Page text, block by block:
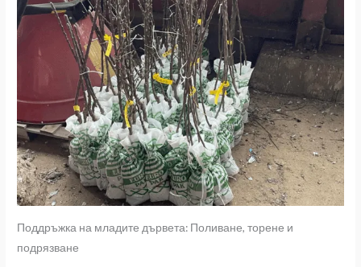
Поддръжка на младите дървета: Поливане, торене и
подрязване